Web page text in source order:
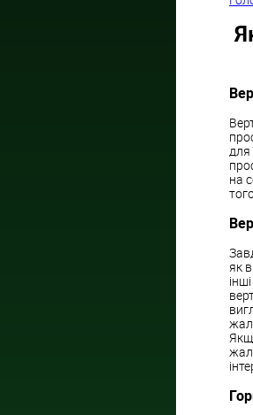
для
на
як